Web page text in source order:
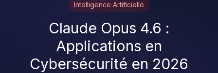
Intelligence Artificielle
Claude Opus 4.6 :
Applications en
Cybersécurité en 2026